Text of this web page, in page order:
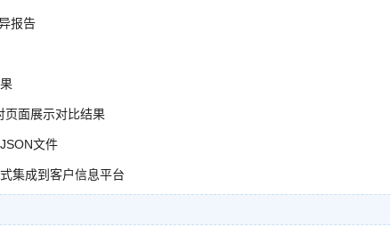
报告
页面展示对比结果
文件
集成到客户信息平台